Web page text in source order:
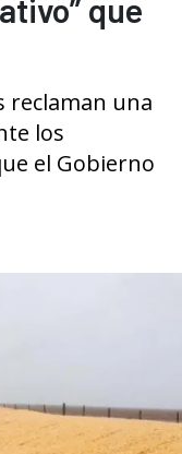
que
reclaman una
los
el Gobierno